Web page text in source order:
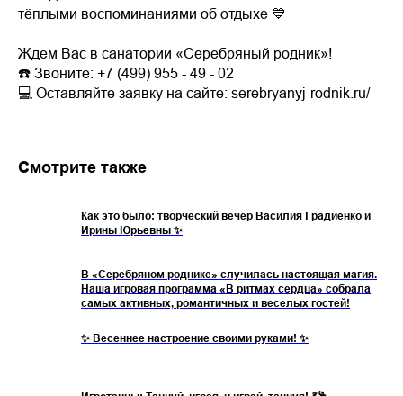
тёплыми воспоминаниями об отдыхе 💙
Ждем Вас в санатории «Серебряный родник»!
☎️ Звоните: +7 (499) 955 - 49 - 02
💻 Оставляйте заявку на сайте: serebryanyj-rodnik.ru/
Смотрите также
Как это было: творческий вечер Василия Градиенко и
Ирины Юрьевны ✨
В «Серебряном роднике» случилась настоящая магия.
Наша игровая программа «В ритмах сердца» собрала
самых активных, романтичных и веселых гостей!
✨ Весеннее настроение своими руками! ✨